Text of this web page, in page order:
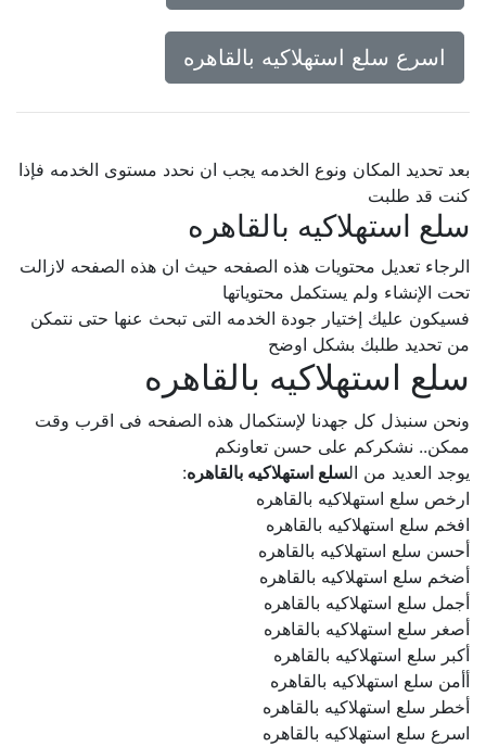
اسرع سلع استهلاكيه بالقاهره
بعد تحديد المكان ونوع الخدمه يجب ان نحدد مستوى الخدمه فإذا
كنت قد طلبت
سلع استهلاكيه بالقاهره
الرجاء تعديل محتويات هذه الصفحه حيث ان هذه الصفحه لازالت
تحت الإنشاء ولم يستكمل محتوياتها
فسيكون عليك إختيار جودة الخدمه التى تبحث عنها حتى نتمكن
من تحديد طلبك بشكل اوضح
سلع استهلاكيه بالقاهره
ونحن سنبذل كل جهدنا لإستكمال هذه الصفحه فى اقرب وقت
ممكن.. نشكركم على حسن تعاونكم
يوجد العديد من ال سلع استهلاكيه بالقاهره:
ارخص سلع استهلاكيه بالقاهره
افخم سلع استهلاكيه بالقاهره
أحسن سلع استهلاكيه بالقاهره
أضخم سلع استهلاكيه بالقاهره
أجمل سلع استهلاكيه بالقاهره
أصغر سلع استهلاكيه بالقاهره
أكبر سلع استهلاكيه بالقاهره
أأمن سلع استهلاكيه بالقاهره
أخطر سلع استهلاكيه بالقاهره
اسرع سلع استهلاكيه بالقاهره